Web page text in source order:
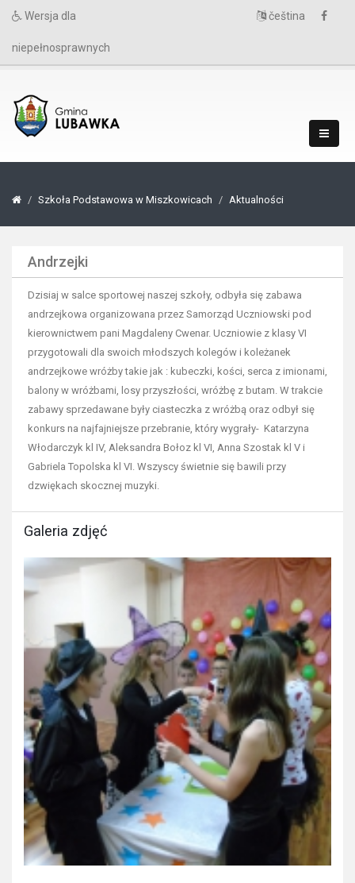
Wersja dla
niepełnosprawnych
čeština
Szkoła Podstawowa w Miszkowicach Aktualności
Andrzejki
Dzisiaj w salce sportowej naszej szkoły, odbyła się zabawa
andrzejkowa organizowana przez Samorząd Uczniowski pod
kierownictwem pani Magdaleny Cwenar. Uczniowie z klasy VI
przygotowali dla swoich młodszych kolegów i koleżanek
andrzejkowe wróżby takie jak : kubeczki, kości, serca z imionami,
balony w wróżbami, losy przyszłości, wróżbę z butam. W trakcie
zabawy sprzedawane były ciasteczka z wróżbą oraz odbył się
konkurs na najfajniejsze przebranie, który wygrały- Katarzyna
Włodarczyk kl IV, Aleksandra Bołoz kl VI, Anna Szostak kl V i
Gabriela Topolska kl VI. Wszyscy świetnie się bawili przy
dzwiękach skocznej muzyki.
Galeria zdjęć